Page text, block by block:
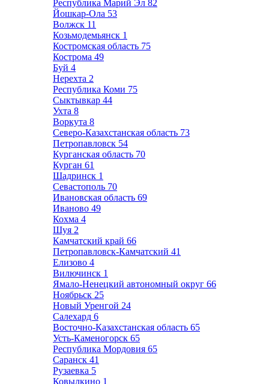
Республика Марий Эл 82
Йошкар-Ола 53
Волжск 11
Козьмодемьянск 1
Костромская область 75
Кострома 49
Буй 4
Нерехта 2
Республика Коми 75
Сыктывкар 44
Ухта 8
Воркута 8
Северо-Казахстанская область 73
Петропавловск 54
Курганская область 70
Курган 61
Шадринск 1
Севастополь 70
Ивановская область 69
Иваново 49
Кохма 4
Шуя 2
Камчатский край 66
Петропавловск-Камчатский 41
Елизово 4
Вилючинск 1
Ямало-Ненецкий автономный округ 66
Ноябрьск 25
Новый Уренгой 24
Салехард 6
Восточно-Казахстанская область 65
Усть-Каменогорск 65
Республика Мордовия 65
Саранск 41
Рузаевка 5
Ковылкино 1